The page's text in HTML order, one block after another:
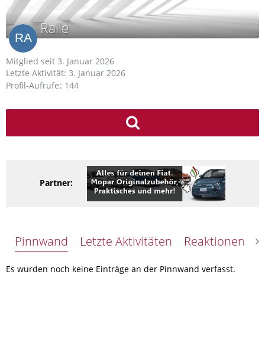
Ralle
Mitglied seit 3. Januar 2026
Letzte Aktivität: 3. Januar 2026
Profil-Aufrufe 144
Partner:
Pinnwand Letzte Aktivitäten Reaktionen
Es wurden noch keine Einträge an der Pinnwand verfasst.